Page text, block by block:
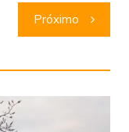
Próximo